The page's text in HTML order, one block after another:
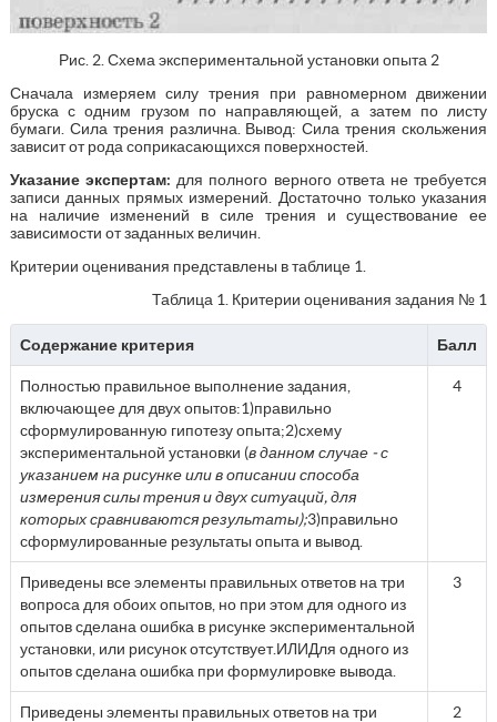
Рис. 2. Схема экспериментальной установки опыта 2
Сначала измеряем силу трения при равномерном движении
бруска с одним грузом по направляющей, а затем по листу
бумаги. Сила трения различна. Вывод: Сила трения скольжения
зависит от рода соприкасающихся поверхностей.
Указание экспертам: для полного верного ответа не требуется
записи данных прямых измерений. Достаточно только указания
на наличие изменений в силе трения и существование ее
зависимости от заданных величин.
Критерии оценивания представлены в таблице 1.
Таблица 1. Критерии оценивания задания № 1
Содержание критерия Балл
Полностью правильное выполнение задания,
включающее для двух опытов:1)правильно
сформулированную гипотезу опыта;2)схему
экспериментальной установки (в данном случае - с
указанием на рисунке или в описании способа
измерения силы трения и двух ситуаций, для
которых сравниваются результаты);3)правильно
сформулированные результаты опыта и вывод.
4
Приведены все элементы правильных ответов на три
вопроса для обоих опытов, но при этом для одного из
опытов сделана ошибка в рисунке экспериментальной
установки, или рисунок отсутствует.ИЛИДля одного из
опытов сделана ошибка при формулировке вывода.
3
Приведены элементы правильных ответов на три
2